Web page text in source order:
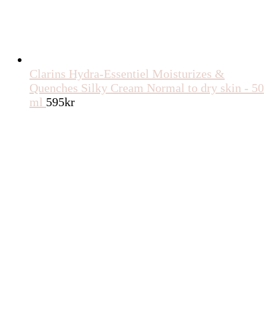
Clarins Hydra-Essentiel Moisturizes &
Quenches Silky Cream Normal to dry skin - 50
ml 595kr